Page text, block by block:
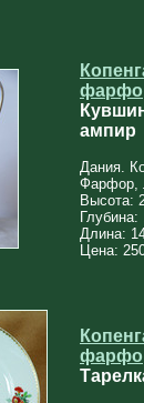
ампир
Дания.
Фарфор,
Высота:
Длина:
Цена: